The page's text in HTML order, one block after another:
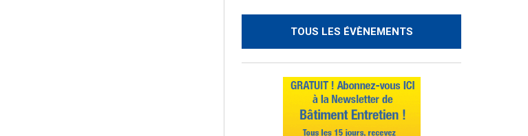
TOUS LES ÉVÈNEMENTS